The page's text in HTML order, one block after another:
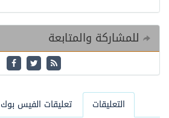
للمشاركة والمتابعة
التعليقات تعليقات الفيس بوك